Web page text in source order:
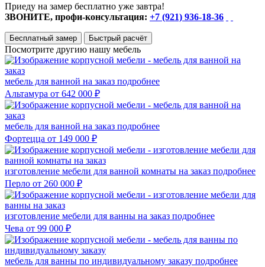
Приеду на замер бесплатно уже завтра!
ЗВОНИТЕ, профи-консультация: +7 (921) 936-18-36
Бесплатный замер Быстрый расчёт
Посмотрите другию нашу мебель
мебель для ванной на заказ подробнее
Альтамура от 642 000 ₽
мебель для ванной на заказ подробнее
Фортецца от 149 000 ₽
изготовление мебели для ванной комнаты на заказ подробнее
Перло от 260 000 ₽
изготовление мебели для ванны на заказ подробнее
Чева от 99 000 ₽
мебель для ванны по индивидуальному заказу подробнее